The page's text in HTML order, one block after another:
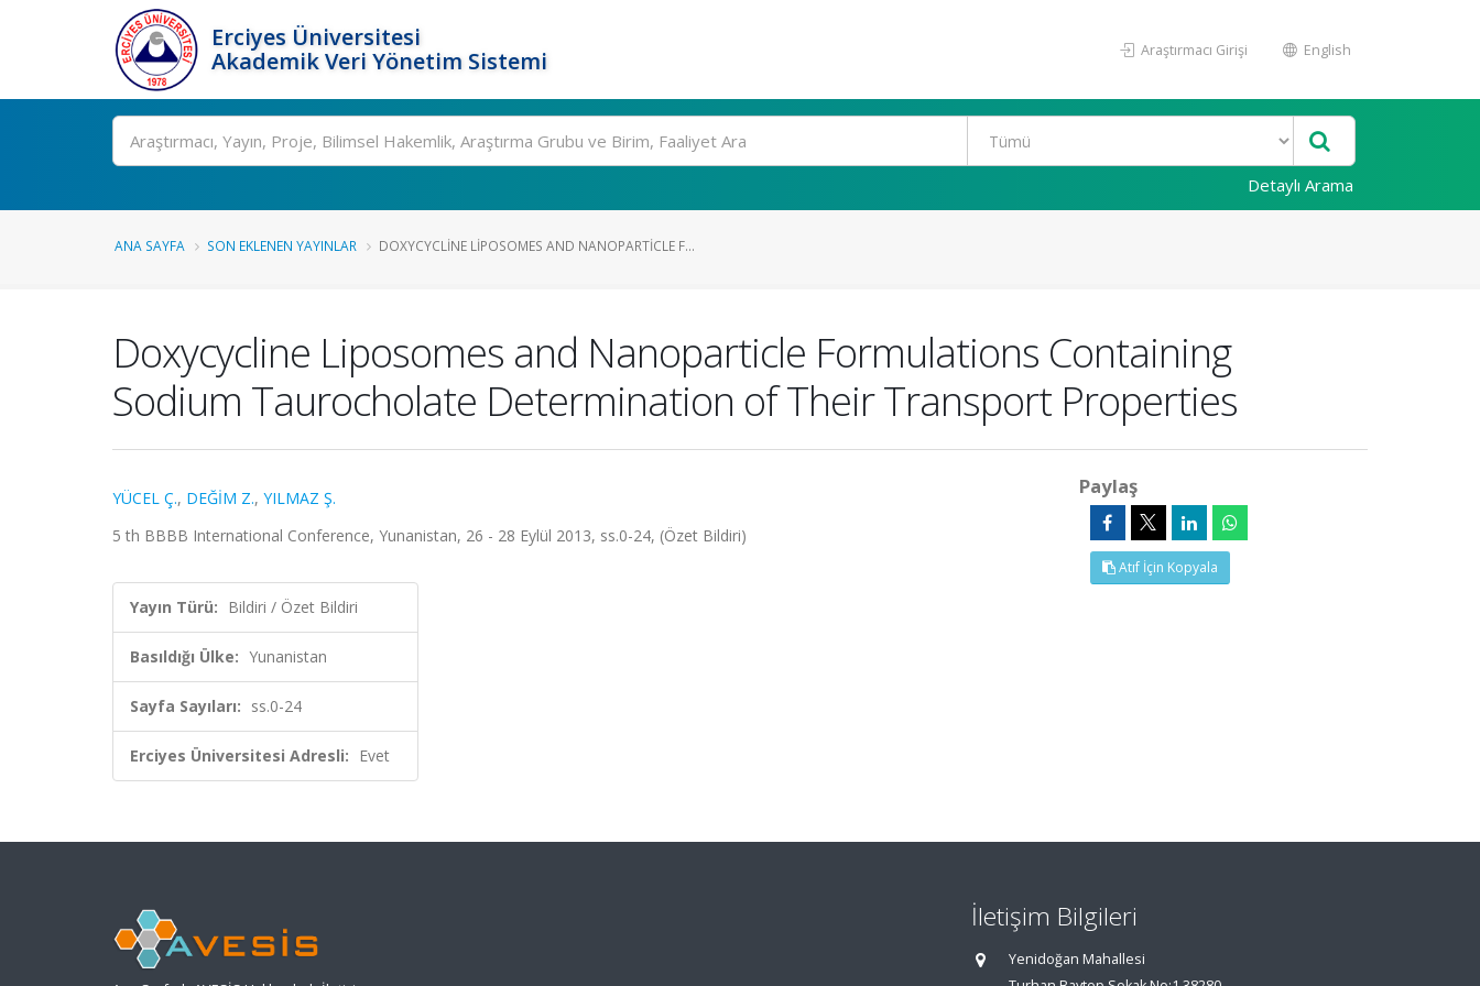
Erciyes Üniversitesi
Akademik Veri Yönetim Sistemi
Araştırmacı Girişi English
Ara
Detaylı Arama
ANA SAYFA SON EKLENEN YAYINLAR DOXYCYCLINE LIPOSOMES AND NANOPARTICLE F...
Doxycycline Liposomes and Nanoparticle Formulations Containing
Sodium Taurocholate Determination of Their Transport Properties
YÜCEL Ç., DEĞİM Z., YILMAZ Ş.
5 th BBBB International Conference, Yunanistan, 26 - 28 Eylül 2013, ss.0-24, (Özet Bildiri)
Yayın Türü: Bildiri / Özet Bildiri
Basıldığı Ülke: Yunanistan
Sayfa Sayıları: ss.0-24
Erciyes Üniversitesi Adresli: Evet
Paylaş
Atıf İçin Kopyala
İletişim Bilgileri
Yenidoğan Mahallesi